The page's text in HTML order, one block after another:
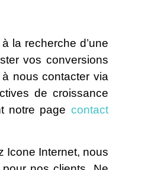
à la recherche d’une
vos conversions
nous contacter via
de croissance
notre page contact
Icone Internet, nous